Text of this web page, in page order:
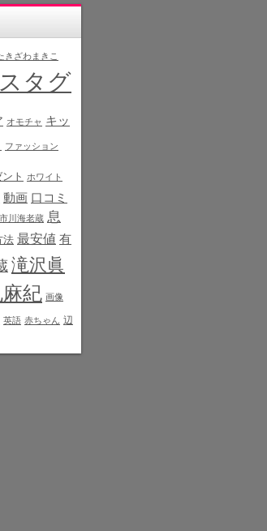
きざわまきこ
タグ
オモチャ キッ
ファッション
ト ホワイト
動画 口コミ
市川海老蔵 息
法 最安値 有
滝沢眞
麻紀 画像
英語 赤ちゃん 辺